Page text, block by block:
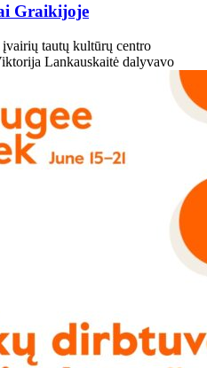
Graikijoje
tautų kultūrų centro
Lankauskaitė dalyvavo